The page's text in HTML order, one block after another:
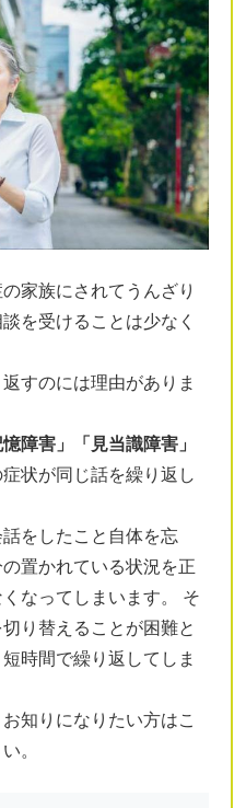
家族にされてうんざり
を受けることは少なく
すのには理由がありま
憶障害」「見当識障害」
状が同じ話を繰り返し
話をしたこと自体を忘
置かれている状況を正
なってしまいます。 そ
り替えることが困難と
時間で繰り返してしま
知りになりたい方はこ
。